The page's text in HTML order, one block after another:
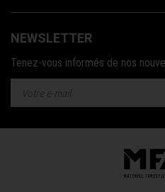
NEWSLETTER
Tenez-vous informés de nos